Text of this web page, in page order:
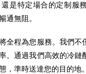
是特定場合的定制服
通無阻。
全程為您服務。我們不
。通過我們高效的冷鏈
，準時送達您的目的地。